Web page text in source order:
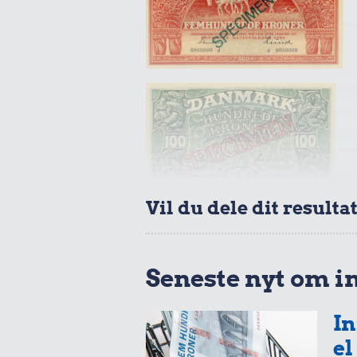
Vil du dele dit
Seneste nyt om